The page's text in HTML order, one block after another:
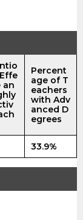
an
Percent
age of T
eachers
with Adv
anced D
egrees
33.9%